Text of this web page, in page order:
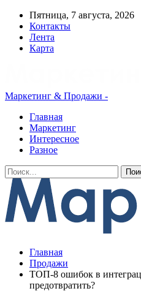
Пятница, 7 августа, 2026
Контакты
Лента
Карта
Маркетинг & Продажи -
Главная
Маркетинг
Интересное
Разное
Главная
Продажи
ТОП-8 ошибок в
предотвратить?